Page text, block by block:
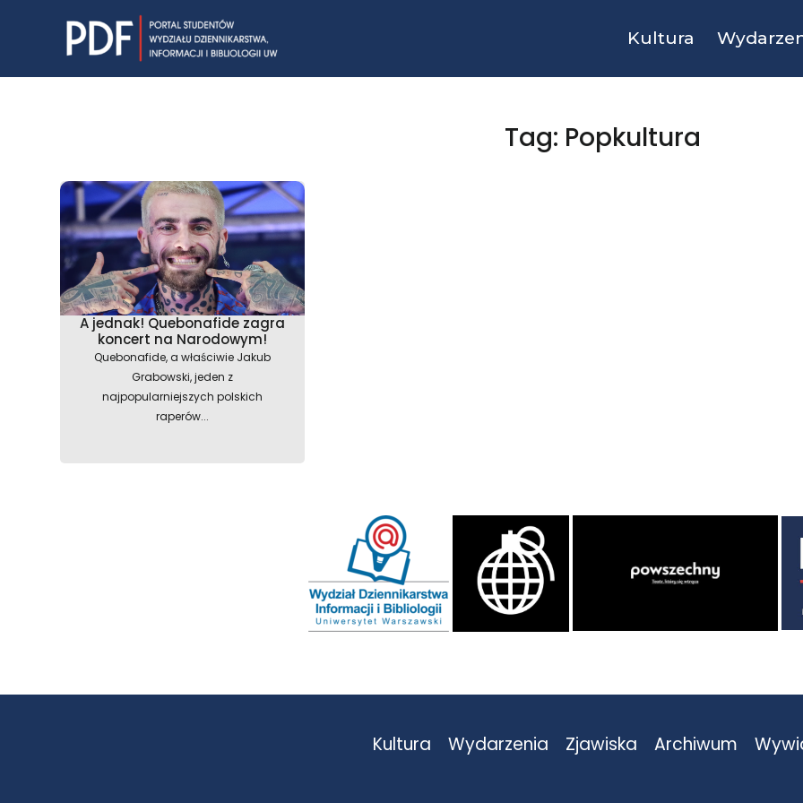
Kultura
Tag: Popkultura
A jednak! Quebonafide zagra
koncert na Narodowym!
Quebonafide, a właściwie Jakub
Grabowski, jeden z
najpopularniejszych polskich
raperów...
Kultura Wydarzenia Zjawiska Archiwum